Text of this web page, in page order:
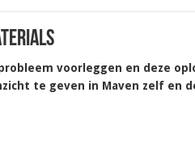
voorleggen en deze
te geven in Maven zelf en